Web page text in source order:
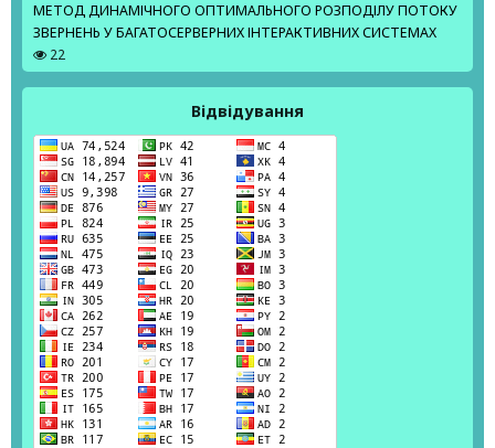
МЕТОД ДИНАМІЧНОГО ОПТИМАЛЬНОГО РОЗПОДІЛУ ПОТОКУ
ЗВЕРНЕНЬ У БАГАТОСЕРВЕРНИХ ІНТЕРАКТИВНИХ СИСТЕМАХ
22
Відвідування